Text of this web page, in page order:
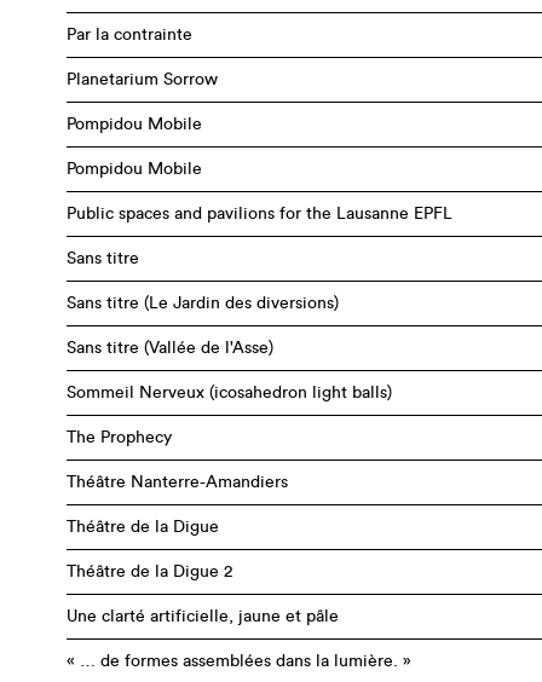
Par la contrainte
Planetarium Sorrow
Pompidou Mobile
Pompidou Mobile
Public spaces and pavilions for the Lausanne EPFL
Sans titre
Sans titre (Le Jardin des diversions)
Sans titre (Vallée de l'Asse)
Sommeil Nerveux (icosahedron light balls)
The Prophecy
Théâtre Nanterre-Amandiers
Théâtre de la Digue
Théâtre de la Digue 2
Une clarté artificielle, jaune et pâle
« … de formes assemblées dans la lumière. »